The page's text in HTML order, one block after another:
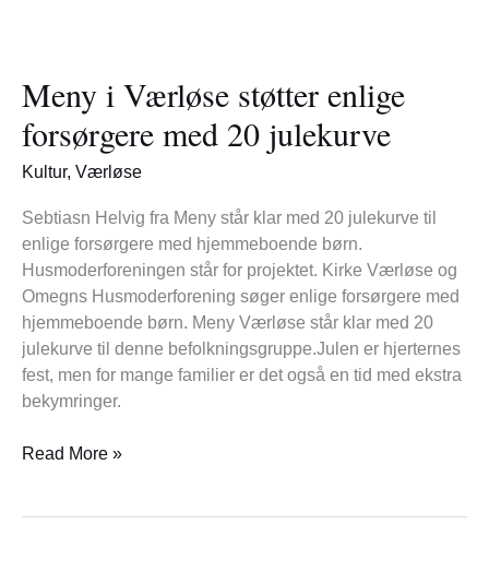
Meny i Værløse støtter enlige
forsørgere med 20 julekurve
Kultur, Værløse
Sebtiasn Helvig fra Meny står klar med 20 julekurve til
enlige forsørgere med hjemmeboende børn.
Husmoderforeningen står for projektet. Kirke Værløse og
Omegns Husmoderforening søger enlige forsørgere med
hjemmeboende børn. Meny Værløse står klar med 20
julekurve til denne befolkningsgruppe.Julen er hjerternes
fest, men for mange familier er det også en tid med ekstra
bekymringer.
Værløse
støtter
enlige
forsørgere
20
julekurve
Read More »